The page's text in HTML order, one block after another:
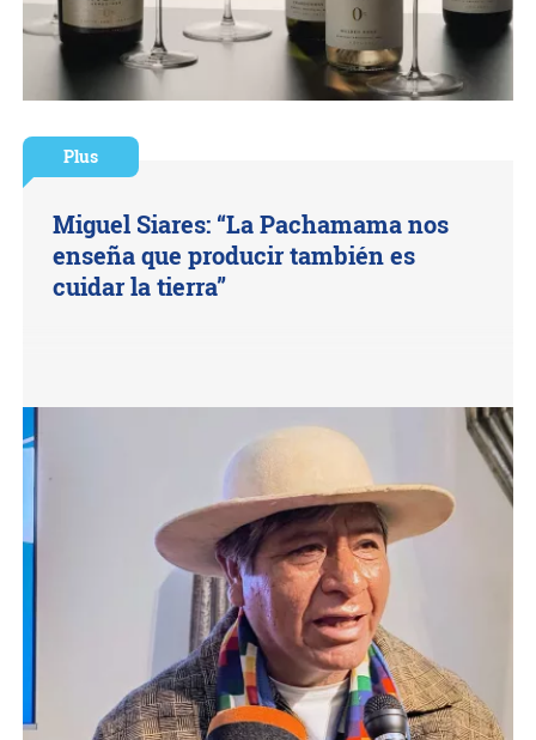
Plus
Miguel Siares: “La Pachamama nos
enseña que producir también es
cuidar la tierra”